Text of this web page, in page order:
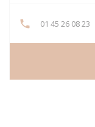
01 45 26 08 23